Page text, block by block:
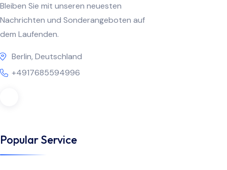
Bleiben Sie mit unseren neuesten
Nachrichten und Sonderangeboten auf
dem Laufenden.
Berlin, Deutschland
+4917685594996
Popular Service